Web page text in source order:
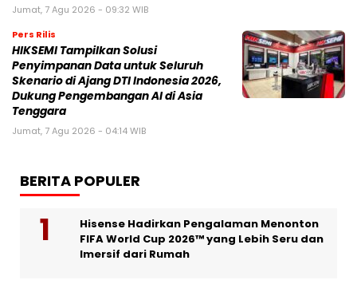
Jumat, 7 Agu 2026 - 09:32 WIB
Pers Rilis
HIKSEMI Tampilkan Solusi
Penyimpanan Data untuk Seluruh
Skenario di Ajang DTI Indonesia 2026,
Dukung Pengembangan AI di Asia
Tenggara
Jumat, 7 Agu 2026 - 04:14 WIB
BERITA POPULER
Hisense Hadirkan Pengalaman Menonton
FIFA World Cup 2026™ yang Lebih Seru dan
Imersif dari Rumah